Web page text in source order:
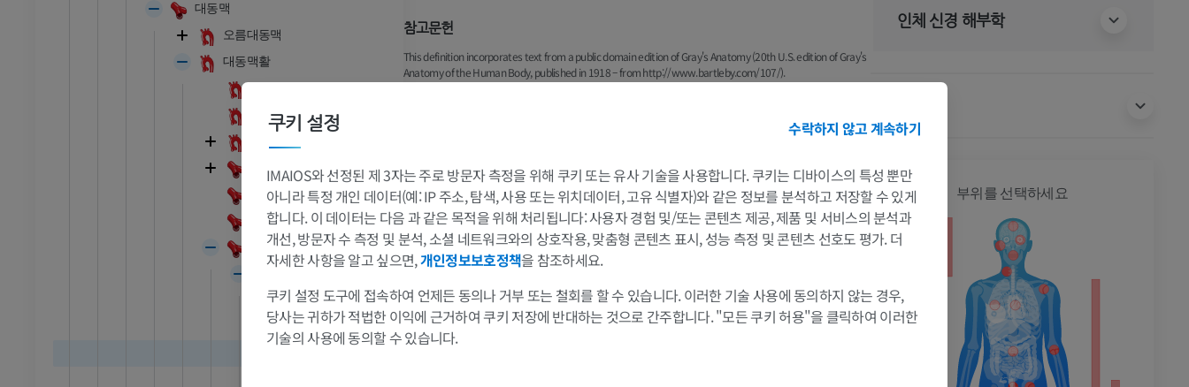
대동맥
오름대동맥
대동맥활
대동맥옆체[대동맥토리]
오른온목동맥
왼온목동맥
빗장밑동맥
오른척추동맥
왼척추동맥
참고문헌
This definition incorporates text from a public domain edition of Gray's Anatomy (20th U.S. edition of Gray's
Anatomy of the Human Body, published in 1918 – from http://www.bartleby.com/107/).
인체 신경 해부학
발목 MRI
발앞부 MRI
팔
팔 MRI
MRI
다리
다리
부위를 선택하세요
쿠키 설정 수락하지 않고 계속하기
IMAIOS와 선정된 제 3자는 주로 방문자 측정을 위해 쿠키 또는 유사 기술을 사용합니다. 쿠키는 디바이스의 특성 뿐만
아니라 특정 개인 데이터(예: IP 주소, 탐색, 사용 또는 위치데이터, 고유 식별자)와 같은 정보를 분석하고 저장할 수 있게
합니다. 이 데이터는 다음 과 같은 목적을 위해 처리됩니다: 사용자 경험 및/또는 콘텐츠 제공, 제품 및 서비스의 분석과
개선, 방문자 수 측정 및 분석, 소셜 네트워크와의 상호작용, 맞춤형 콘텐츠 표시, 성능 측정 및 콘텐츠 선호도 평가. 더
자세한 사항을 알고 싶으면,개인정보보호정책을 참조하세요.
쿠키 설정 도구에 접속하여 언제든 동의나 거부 또는 철회를 할 수 있습니다. 이러한 기술 사용에 동의하지 않는 경우,
당사는 귀하가 적법한 이익에 근거하여 쿠키 저장에 반대하는 것으로 간주합니다. "모든 쿠키 허용"을 클릭하여 이러한
기술의 사용에 동의할 수 있습니다.